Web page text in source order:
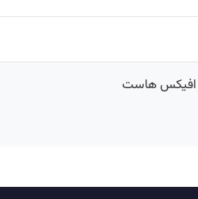
افیکس هاست